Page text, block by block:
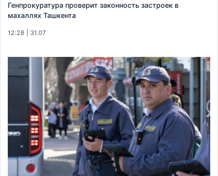
Генпрокуратура проверит законность застроек в
махаллях Ташкента
12:28 | 31.07